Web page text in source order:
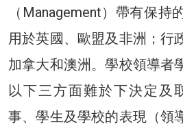
（Management）帶有保持
用於英國、歐盟及非洲；行
加拿大和澳洲。學校領導者
以下三方面難於下決定及
事、學生及學校的表現（領